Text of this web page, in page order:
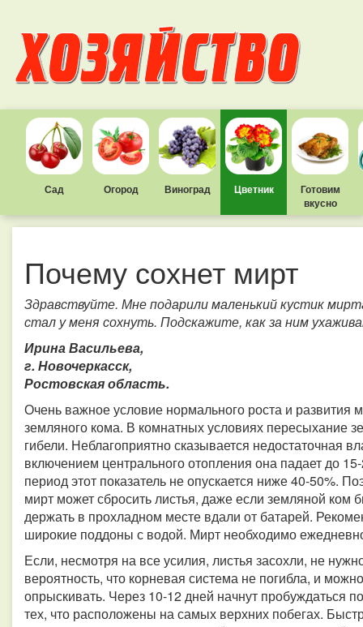
Сад Огород Виноград Цветник
Готовим
вкусно
Почему сохнет мирт
Здравствуйте. Мне подарили маленький кустик
стал у меня сохнуть. Подскажите, как за ним
Ирина Васильева,
г. Новочеркасск,
Ростовская область.
Очень важное условие нормального роста и развития
земляного кома. В комнатных условиях пересыхание
гибели. Неблагоприятно сказывается недостаточная
включением центрального отопления она падает до
период этот показатель не опускается ниже 40-50%.
мирт может сбросить листья, даже если земляной
держать в прохладном месте вдали от батарей.
широкие поддоны с водой. Мирт необходимо
Если, несмотря на все усилия, листья засохли, не
вероятность, что корневая система не погибла, и
опрыскивать. Через 10-12 дней начнут пробуждаться
тех, что расположены на самых верхних побегах.